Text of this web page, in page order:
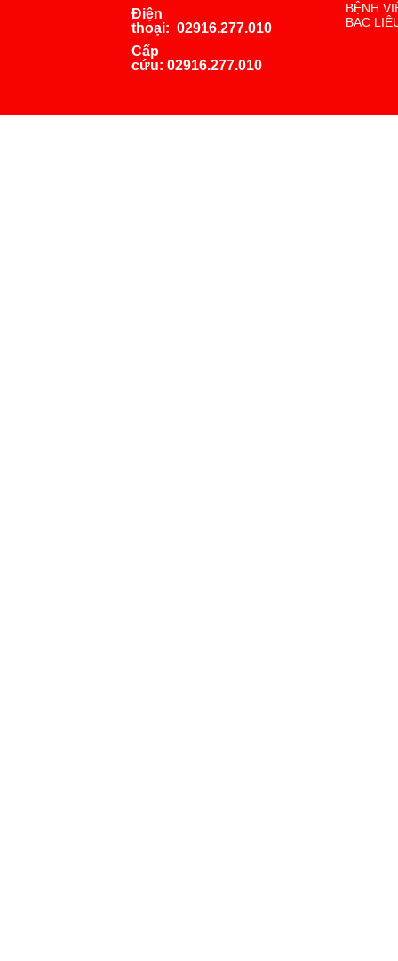
Điện
thoại: 02916.277.010
Cấp
cứu: 02916.277.010
BỆNH
BẠC